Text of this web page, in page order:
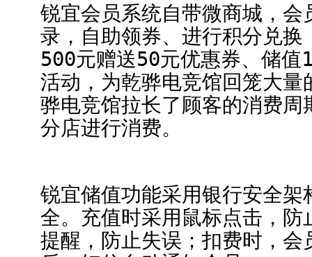
锐宜会员系统自带微商城，
录，自助领券、进行积分兑
500元赠送50元优惠券、储
活动，为乾骅电竞馆回笼大
骅电竞馆拉长了顾客的消费
分店进行消费。
锐宜储值功能采用银行安全
全。充值时采用鼠标点击，
提醒，防止失误；扣费时，